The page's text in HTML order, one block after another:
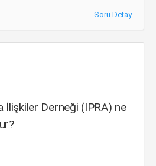
Soru Detay
İlişkiler Derneği (IPRA) ne